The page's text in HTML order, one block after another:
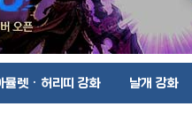
뮬렛 · 허리띠 강화 날개 강화